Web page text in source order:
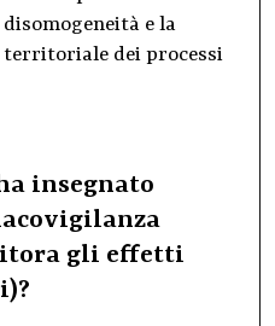
e la
dei processi
insegnato
gli effetti